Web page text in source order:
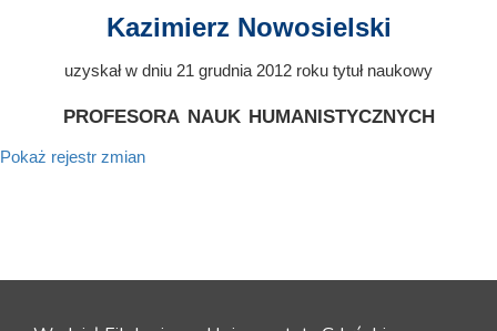
Kazimierz Nowosielski
uzyskał w dniu 21 grudnia 2012 roku tytuł naukowy
profesora nauk humanistycznych
Pokaż rejestr zmian